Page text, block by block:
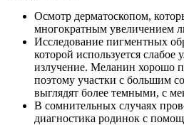
Осмотр дерматоскопом,
многократным увеличением
Исследование пигментных
которой используется слабое
излучение. Меланин хорошо
поэтому участки с большим
выглядят более темными, с
В сомнительных случаях
диагностика родинок с